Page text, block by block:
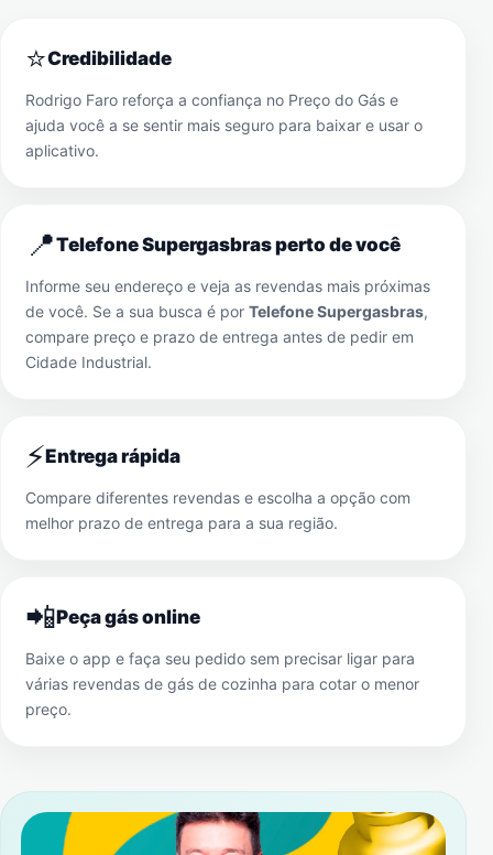
⭐Credibilidade
Rodrigo Faro reforça a confiança no Preço do Gás e
ajuda você a se sentir mais seguro para baixar e usar o
aplicativo.
📍Telefone Supergasbras perto de você
Informe seu endereço e veja as revendas mais próximas
de você. Se a sua busca é por Telefone Supergasbras,
compare preço e prazo de entrega antes de pedir em
Cidade Industrial.
⚡Entrega rápida
Compare diferentes revendas e escolha a opção com
melhor prazo de entrega para a sua região.
📲Peça gás online
Baixe o app e faça seu pedido sem precisar ligar para
várias revendas de gás de cozinha para cotar o menor
preço.